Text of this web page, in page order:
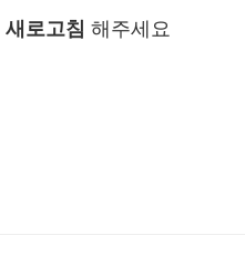
새로고침 해주세요